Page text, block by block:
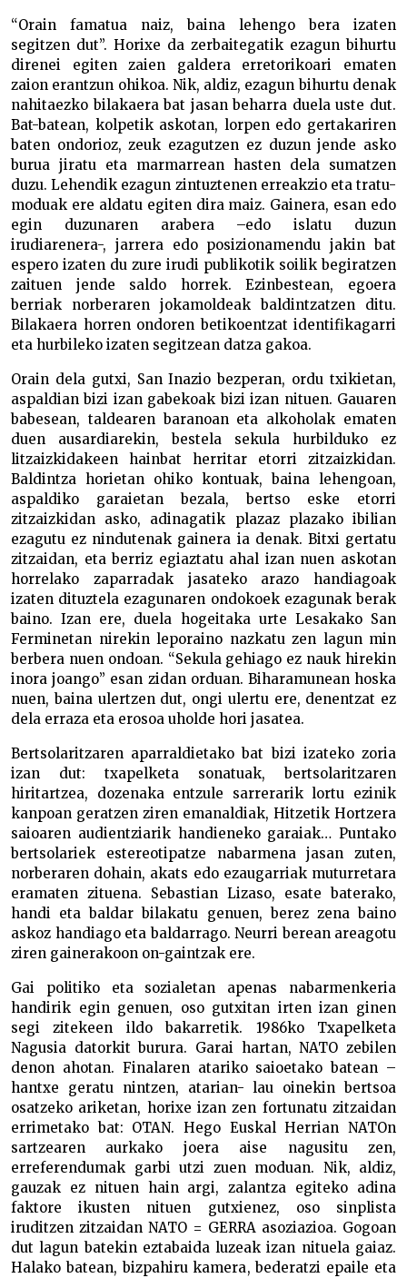
“Orain famatua naiz, baina lehengo bera izaten
segitzen dut”. Horixe da zerbaitegatik ezagun bihurtu
direnei egiten zaien galdera erretorikoari ematen
zaion erantzun ohikoa. Nik, aldiz, ezagun bihurtu denak
nahitaezko bilakaera bat jasan beharra duela uste dut.
Bat-batean, kolpetik askotan, lorpen edo gertakariren
baten ondorioz, zeuk ezagutzen ez duzun jende asko
burua jiratu eta marmarrean hasten dela sumatzen
duzu. Lehendik ezagun zintuztenen erreakzio eta tratu-
moduak ere aldatu egiten dira maiz. Gainera, esan edo
egin duzunaren arabera –edo islatu duzun
irudiarenera-, jarrera edo posizionamendu jakin bat
espero izaten du zure irudi publikotik soilik begiratzen
zaituen jende saldo horrek. Ezinbestean, egoera
berriak norberaren jokamoldeak baldintzatzen ditu.
Bilakaera horren ondoren betikoentzat identifikagarri
eta hurbileko izaten segitzean datza gakoa.
Orain dela gutxi, San Inazio bezperan, ordu txikietan,
aspaldian bizi izan gabekoak bizi izan nituen. Gauaren
babesean, taldearen baranoan eta alkoholak ematen
duen ausardiarekin, bestela sekula hurbilduko ez
litzaizkidakeen hainbat herritar etorri zitzaizkidan.
Baldintza horietan ohiko kontuak, baina lehengoan,
aspaldiko garaietan bezala, bertso eske etorri
zitzaizkidan asko, adinagatik plazaz plazako ibilian
ezagutu ez nindutenak gainera ia denak. Bitxi gertatu
zitzaidan, eta berriz egiaztatu ahal izan nuen askotan
horrelako zaparradak jasateko arazo handiagoak
izaten dituztela ezagunaren ondokoek ezagunak berak
baino. Izan ere, duela hogeitaka urte Lesakako San
Ferminetan nirekin leporaino nazkatu zen lagun min
berbera nuen ondoan. “Sekula gehiago ez nauk hirekin
inora joango” esan zidan orduan. Biharamunean hoska
nuen, baina ulertzen dut, ongi ulertu ere, denentzat ez
dela erraza eta erosoa uholde hori jasatea.
Bertsolaritzaren aparraldietako bat bizi izateko zoria
izan dut: txapelketa sonatuak, bertsolaritzaren
hiritartzea, dozenaka entzule sarrerarik lortu ezinik
kanpoan geratzen ziren emanaldiak, Hitzetik Hortzera
saioaren audientziarik handieneko garaiak… Puntako
bertsolariek estereotipatze nabarmena jasan zuten,
norberaren dohain, akats edo ezaugarriak muturretara
eramaten zituena. Sebastian Lizaso, esate baterako,
handi eta baldar bilakatu genuen, berez zena baino
askoz handiago eta baldarrago. Neurri berean areagotu
ziren gainerakoon on-gaintzak ere.
Gai politiko eta sozialetan apenas nabarmenkeria
handirik egin genuen, oso gutxitan irten izan ginen
segi zitekeen ildo bakarretik. 1986ko Txapelketa
Nagusia datorkit burura. Garai hartan, NATO zebilen
denon ahotan. Finalaren atariko saioetako batean –
hantxe geratu nintzen, atarian- lau oinekin bertsoa
osatzeko ariketan, horixe izan zen fortunatu zitzaidan
errimetako bat: OTAN. Hego Euskal Herrian NATOn
sartzearen aurkako joera aise nagusitu zen,
erreferendumak garbi utzi zuen moduan. Nik, aldiz,
gauzak ez nituen hain argi, zalantza egiteko adina
faktore ikusten nituen gutxienez, oso sinplista
iruditzen zitzaidan NATO = GERRA asoziazioa. Gogoan
dut lagun batekin eztabaida luzeak izan nituela gaiaz.
Halako batean, bizpahiru kamera, bederatzi epaile eta